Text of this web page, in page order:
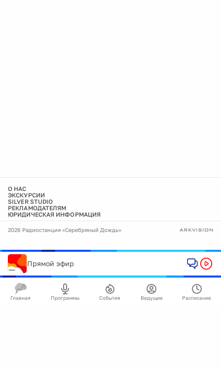
О НАС
ЭКСКУРСИИ
SILVER STUDIO
РЕКЛАМОДАТЕЛЯМ
ЮРИДИЧЕСКАЯ ИНФОРМАЦИЯ
2026 Радиостанция «Серебряный Дождь»
Прямой эфир
Главная Программы События Ведущие Расписание